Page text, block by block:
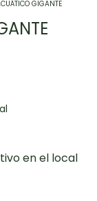
GIGANTE
en el local